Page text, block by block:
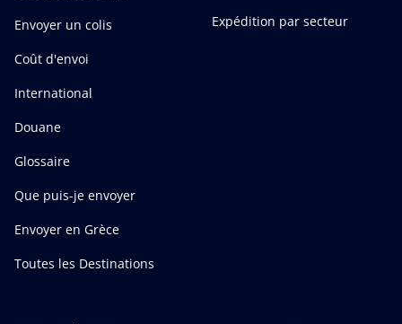
Envoyer un colis
Coût d'envoi
International
Douane
Glossaire
Que puis-je envoyer
Envoyer en Grèce
Toutes les Destinations
Expédition par secteur